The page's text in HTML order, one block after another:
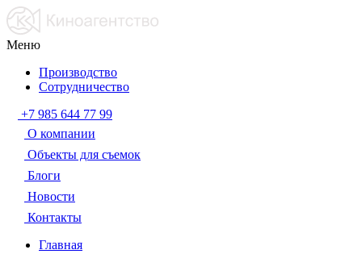
Меню
Производство
Сотрудничество
+7 985 644 77 99
О компании
Объекты для съемок
Блоги
Новости
Контакты
Главная